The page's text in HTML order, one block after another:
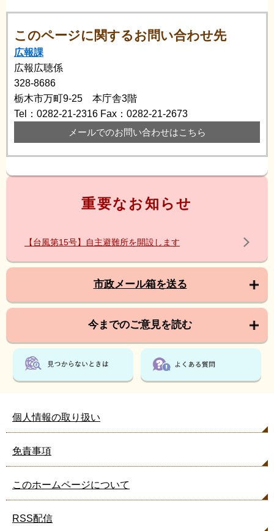
このページに関するお問い合わせ先
広報課
広報広聴係
328-8686
栃木市万町9-25 本庁舎3階
Tel：0282-21-2316 Fax：0282-21-2673
メールでのお問い合わせはこちら
重要なお知らせ
【台風第15号】自主避難所を開設します
市政メール箱を送る
今までのご意見を読む
個人情報の取り扱い
免責事項
このホームページについて
RSS配信